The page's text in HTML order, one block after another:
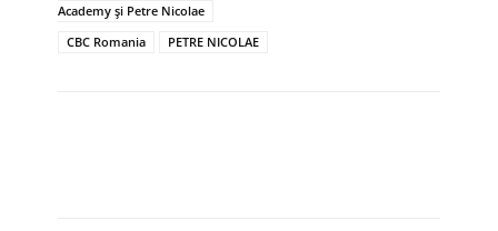
Academy și Petre Nicolae
CBC Romania
PETRE NICOLAE